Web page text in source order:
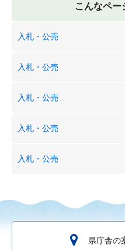
こんなペー
入札・公売
入札・公売
入札・公売
入札・公売
入札・公売
県庁舎の